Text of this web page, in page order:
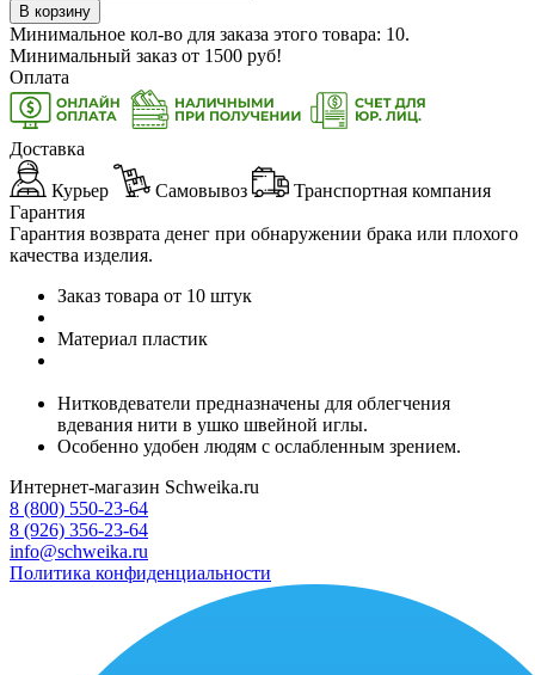
В корзину
Минимальное кол-во для заказа этого товара: 10.
Минимальный заказ от 1500 руб!
Оплата
Доставка
Курьер Самовывоз
Транспортная компания
Гарантия
Гарантия возврата денег при обнаружении брака или плохого
качества изделия.
Заказ товара от 10 штук
Материал пластик
Нитковдеватели предназначены для облегчения
вдевания нити в ушко швейной иглы.
Особенно удобен людям с ослабленным зрением.
Интернет-магазин Schweika.ru
8 (800) 550-23-64
8 (926) 356-23-64
info@schweika.ru
Политика конфиденциальности